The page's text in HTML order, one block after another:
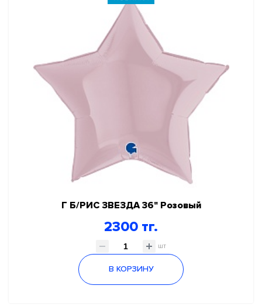
Г Б/РИС ЗВЕЗДА 36" Розовый
2300 тг.
шт
В КОРЗИНУ